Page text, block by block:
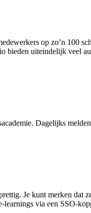
op zo’n 100
bieden uiteindelijk veel
Dagelijks
Je kunt merken dat
learnings via een SSO-